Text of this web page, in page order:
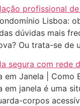
Lisboa:
dúvidas mais
Ou trata-se de
em Janela | Como
em janela é uma
corpos